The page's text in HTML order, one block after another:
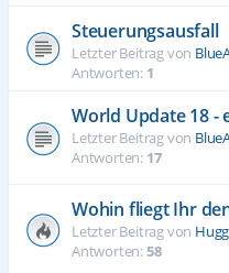
Steuerungsausfall
Letzter Beitrag von
Antworten: 1
World Update 18 -
Letzter Beitrag von
Antworten: 17
Wohin fliegt Ihr
Letzter Beitrag von
Antworten:58